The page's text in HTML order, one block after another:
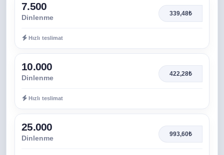
7.500
Dinlenme 339,48₺
Hızlı teslimat
10.000
Dinlenme 422,28₺
Hızlı teslimat
25.000
Dinlenme 993,60₺